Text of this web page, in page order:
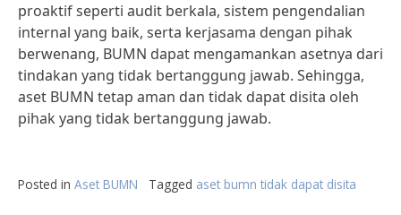
proaktif seperti audit berkala, sistem pengendalian
internal yang baik, serta kerjasama dengan pihak
berwenang, BUMN dapat mengamankan asetnya dari
tindakan yang tidak bertanggung jawab. Sehingga,
aset BUMN tetap aman dan tidak dapat disita oleh
pihak yang tidak bertanggung jawab.
Posted in Aset BUMN Tagged aset bumn tidak dapat disita